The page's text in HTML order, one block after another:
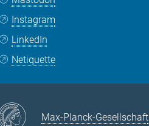
Instagram
LinkedIn
Netiquette
Max-Planck-Gesellschaft